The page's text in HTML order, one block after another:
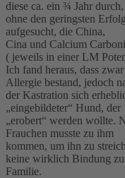
diese ca. ein ¾ Jahr durch,
ohne den geringsten
aufgesucht, die China,
Cina und Calcium
( jeweils in einer LM
Ich fand heraus, dass
Allergie bestand, jedoch
der Kastration sich
„eingebildeter“ Hund, der
„erobert“ werden wollte.
Frauchen musste zu ihm
kommen, um ihn zu
keine wirklich Bindung
Familie.